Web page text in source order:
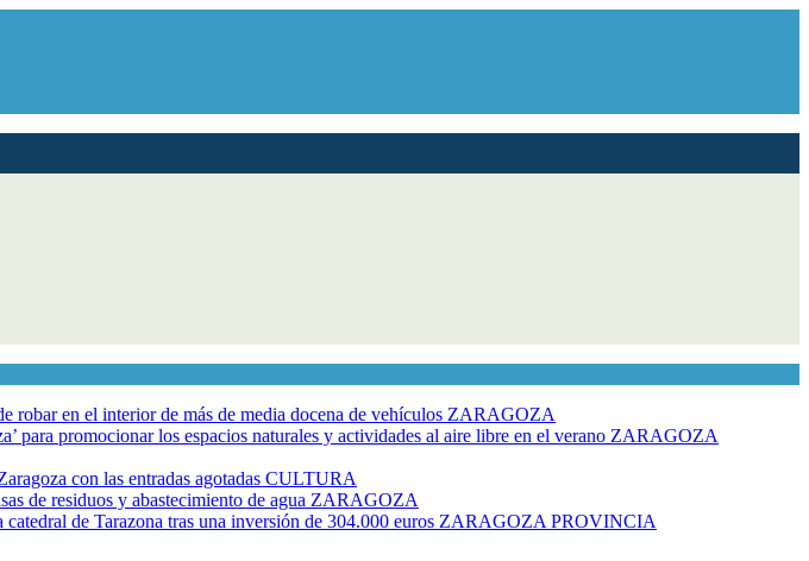
robar en el interior de más de media docena de vehículos ZARAGOZA
para promocionar los espacios naturales y actividades al aire libre en el verano ZARAGOZA
con las entradas agotadas CULTURA
de residuos y abastecimiento de agua ZARAGOZA
de Tarazona tras una inversión de 304.000 euros ZARAGOZA PROVINCIA